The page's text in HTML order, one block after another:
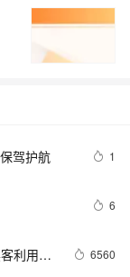
驾护航 1
6
利用
6560